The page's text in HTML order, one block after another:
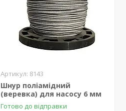
8143
Шнур поліамідний
(веревка) для насосу 6 мм
Готово до відправки